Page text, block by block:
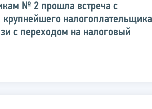
№ 2 прошла встреча с
крупнейшего налогоплательщика
с переходом на налоговый